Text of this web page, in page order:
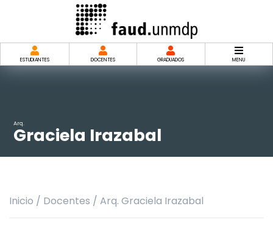
ESTUDIANTES DOCENTES GRADUADOS MENU
Arq.
Graciela Irazabal
Inicio / Docentes / Arq. Graciela Irazabal